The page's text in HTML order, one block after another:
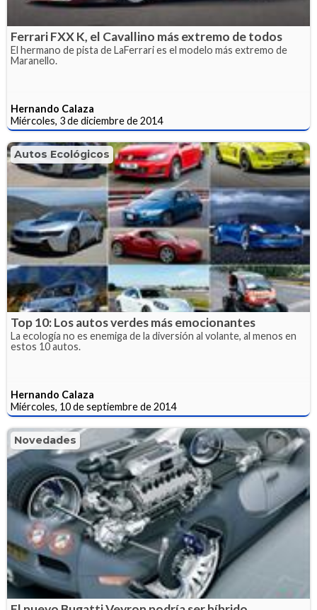
Ferrari FXX K, el Cavallino más extremo de todos
El hermano de pista de LaFerrari es el modelo más extremo de
Maranello.
Hernando Calaza
Miércoles, 3 de diciembre de 2014
Autos Ecológicos
Top 10: Los autos verdes más emocionantes
La ecología no es enemiga de la diversión al volante, al menos en
estos 10 autos.
Hernando Calaza
Miércoles, 10 de septiembre de 2014
Novedades